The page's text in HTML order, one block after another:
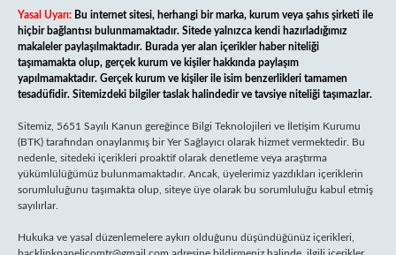
Yasal Uyarı: Bu internet sitesi, herhangi bir marka, kurum veya şahıs şirketi ile
hiçbir bağlantısı bulunmamaktadır. Sitede yalnızca kendi hazırladığımız
makaleler paylaşılmaktadır. Burada yer alan içerikler haber niteliği
taşımamakta olup, gerçek kurum ve kişiler hakkında paylaşım
yapılmamaktadır. Gerçek kurum ve kişiler ile isim benzerlikleri tamamen
tesadüfidir. Sitemizdeki bilgiler taslak halindedir ve tavsiye niteliği taşımazlar.
Sitemiz, 5651 Sayılı Kanun gereğince Bilgi Teknolojileri ve İletişim Kurumu
(BTK) tarafından onaylanmış bir Yer Sağlayıcı olarak hizmet vermektedir. Bu
nedenle, sitedeki içerikleri proaktif olarak denetleme veya araştırma
yükümlülüğümüz bulunmamaktadır. Ancak, üyelerimiz yazdıkları içeriklerin
sorumluluğunu taşımakta olup, siteye üye olarak bu sorumluluğu kabul etmiş
sayılırlar.
Hukuka ve yasal düzenlemelere aykırı olduğunu düşündüğünüz içerikleri,